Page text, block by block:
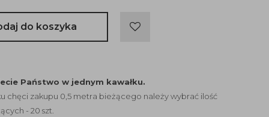
do koszyka
Państwo w jednym kawałku.
chęci zakupu 0,5 metra bieżącego należy wybrać ilość
- 20 szt.